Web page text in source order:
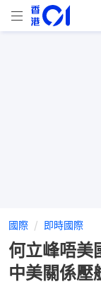
國際 即時國際
何立峰唔美
中美關係壓